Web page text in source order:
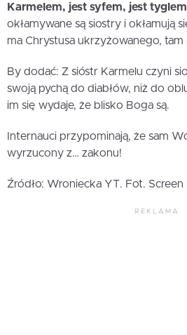
Karmelem, jest syfem, jest
okłamywane są siostry i okłamują
ma Chrystusa ukrzyżowanego, tam
By dodać: Z sióstr Karmelu czyni
swoją pychą do diabłów, niż do
im się wydaje, że blisko Boga są.
Internauci przypominają, że sam
wyrzucony z… zakonu!
Źródło: Wroniecka YT. Fot. Screen
REKLAMA